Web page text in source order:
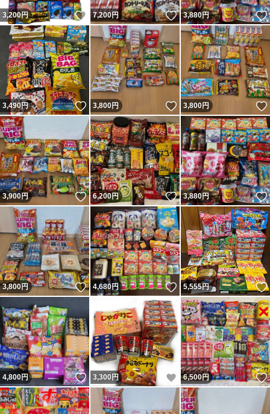
3,200円 いいね！
7,200円 いいね！
3,880円
3,490円 いいね！
3,800円 いいね！
3,800円
3,900円 いいね！
6,200円 いいね！
3,880円
3,800円 いいね！
4,680円 いいね！
5,555円
4,800円 いいね！
3,300 円 いいね！
6,500円